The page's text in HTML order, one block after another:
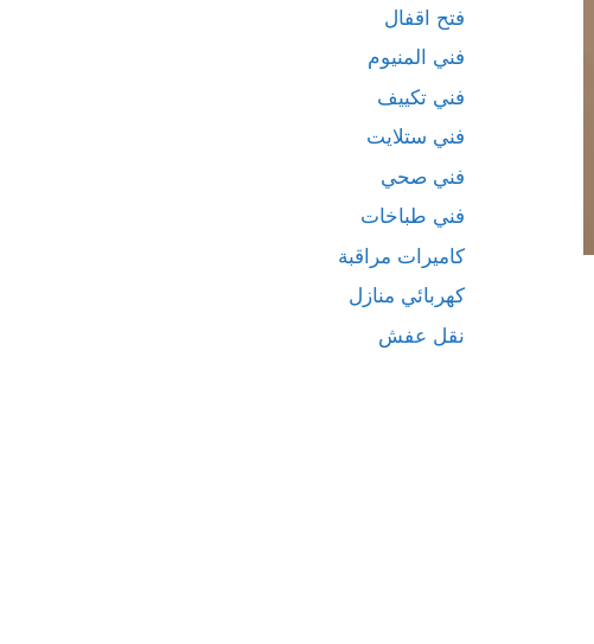
فتح اقفال
فني المنيوم
فني تكييف
فني ستلايت
فني صحي
فني طباخات
كاميرات مراقبة
كهربائي منازل
نقل عفش